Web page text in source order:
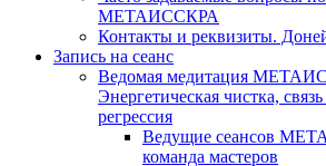
МЕТАИССКРА
Контакты и реквизиты.
Запись на сеанс
Ведомая медитация
Энергетическая чистка,
регрессия
Ведущие сеансов
команда мастеров